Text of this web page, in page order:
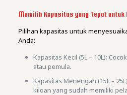
Memilih Kapasitas yang Tepat untuk
Pilihan kapasitas untuk
Anda:
Kapasitas Kecil (5L – 10L):
atau pemula.
Kapasitas Menengah (15L –
kiloan yang sudah memiliki